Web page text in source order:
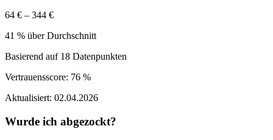
64 € – 344 €
41 % über Durchschnitt
Basierend auf 18 Datenpunkten
Vertrauensscore: 76 %
Aktualisiert: 02.04.2026
Wurde ich abgezockt?